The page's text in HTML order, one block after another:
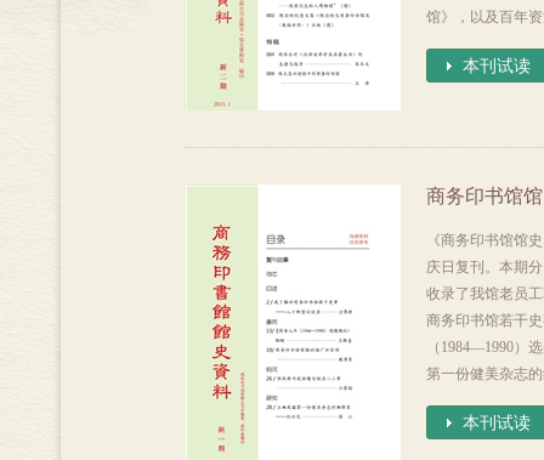
馆》，以及百年
本刊试读
商务印书馆
《商务印书馆馆
庆日复刊。本期
收录了我馆老员
商务印书馆若干
（1984—1990）
第一份健美杂志
本刊试读